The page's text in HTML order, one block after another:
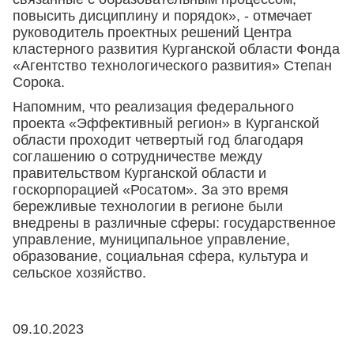
повысить дисциплину и порядок», - отмечает
руководитель проектных решений Центра
кластерного развития Курганской области Фонда
«Агентство технологического развития» Степан
Сорока.
Напомним, что реализация федерального
проекта «Эффективный регион» в Курганской
области проходит четвертый год благодаря
соглашению о сотрудничестве между
правительством Курганской области и
госкорпорацией «Росатом». За это время
бережливые технологии в регионе были
внедрены в различные сферы: государственное
управление, муниципальное управление,
образование, социальная сфера, культура и
сельское хозяйство.
09.10.2023